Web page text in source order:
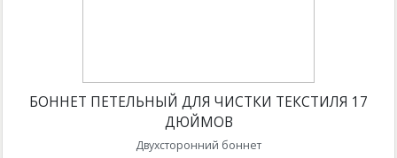
БОННЕТ ПЕТЕЛЬНЫЙ ДЛЯ ЧИСТКИ ТЕКСТИЛЯ 17
ДЮЙМОВ
Двухсторонний боннет